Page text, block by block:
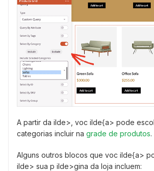
A partir da ilde>, voc ilde{a> pode
categorias incluir na grade de produtos.
Alguns outros blocos que voc ilde{a>
ilde> sua p ilde>gina da loja incluem: